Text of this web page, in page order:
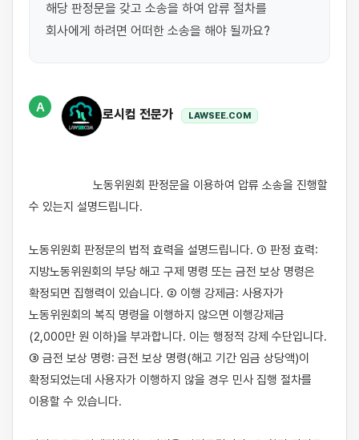
해당 판정문을 갖고 소송을 하여 압류 절차를
회사에게 하려면 어떠한 소송을 해야 될까요?
A
로시컴 전문가 LAWSEE.COM
수 있는지 설명드립니다.
노동위원회 판정문의 법적 효력을 설명드립니다. ① 판정 효력:
지방노동위원회의 부당 해고 구제 명령 또는 금전 보상 명령은
확정되면 집행력이 있습니다. ② 이행 강제금: 사용자가
노동위원회의 복직 명령을 이행하지 않으면 이행강제금
(2,000만 원 이하)을 부과합니다. 이는 행정적 강제 수단입니다.
③ 금전 보상 명령: 금전 보상 명령(해고 기간 임금 상당액)이
확정되었는데 사용자가 이행하지 않을 경우 민사 집행 절차를
이용할 수 있습니다.